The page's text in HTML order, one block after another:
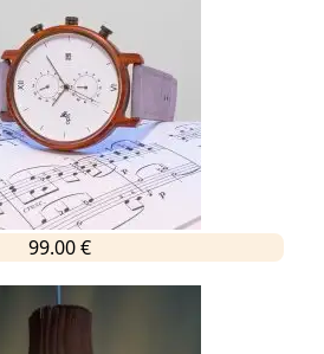
99.00 €